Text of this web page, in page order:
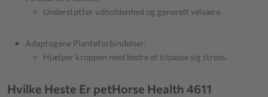
Understøtter udholdenhed og generelt velvære.
Adaptogene Planteforbindelser:
Hjælper kroppen med bedre at tilpasse sig stress.
Hvilke Heste Er petHorse Health 4611